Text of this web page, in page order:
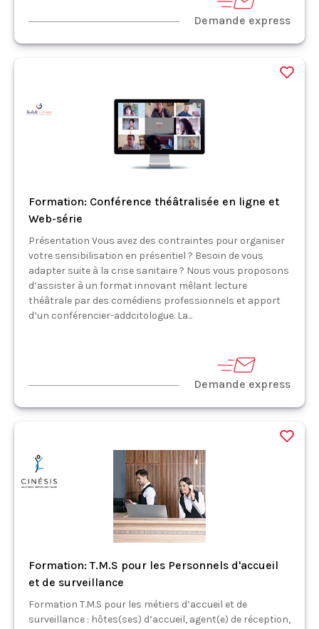
Demande express
Formation: Conférence théâtralisée en ligne et
Web-série
Présentation Vous avez des contraintes pour organiser
votre sensibilisation en présentiel ? Besoin de vous
adapter suite à la crise sanitaire ? Nous vous proposons
d’assister à un format innovant mêlant lecture
théâtrale par des comédiens professionnels et apport
d’un conférencier-addcitologue. La...
Demande express
Formation: T.M.S pour les Personnels d'accueil
et de surveillance
Formation T.M.S pour les métiers d’accueil et de
surveillance : hôtes(ses) d’accueil, agent(e) de réception,